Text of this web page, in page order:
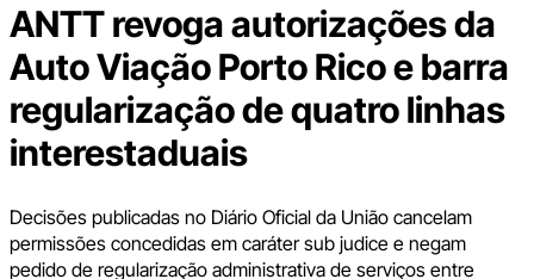
ANTT revoga autorizações da
Auto Viação Porto Rico e barra
regularização de quatro linhas
interestaduais
Decisões publicadas no Diário Oficial da União cancelam
permissões concedidas em caráter sub judice e negam
pedido de regularização administrativa de serviços entre